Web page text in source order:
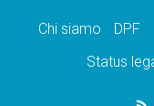
Chi siamo DPF
Status